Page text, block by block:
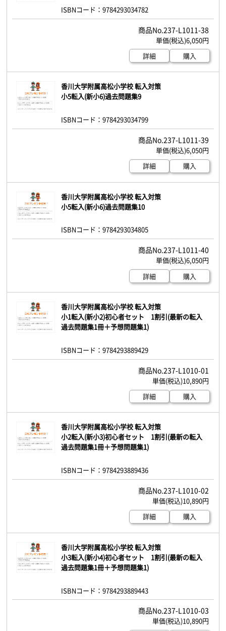
ISBNコード：9784293034782
237-L1011-38
6,050円
詳細
購入
香川大学附属高松小学校 転入対策
小5転入(新小6)過去問題集9
ISBNコード：9784293034799
237-L1011-39
6,050円
詳細
購入
香川大学附属高松小学校 転入対策
小5転入(新小6)過去問題集10
ISBNコード：9784293034805
237-L1011-40
6,050円
詳細
購入
香川大学附属高松小学校 転入対策
小1転入(新小2)初心者セット 1割引(最新の転入
過去問題集1冊＋予想問題集1)
ISBNコード：9784293889429
237-L1010-01
10,890円
詳細
購入
香川大学附属高松小学校 転入対策
小2転入(新小3)初心者セット 1割引(最新の転入
過去問題集1冊＋予想問題集1)
ISBNコード：9784293889436
237-L1010-02
10,890円
詳細
購入
香川大学附属高松小学校 転入対策
小3転入(新小4)初心者セット 1割引(最新の転入
過去問題集1冊＋予想問題集1)
ISBNコード：9784293889443
237-L1010-03
10,890円